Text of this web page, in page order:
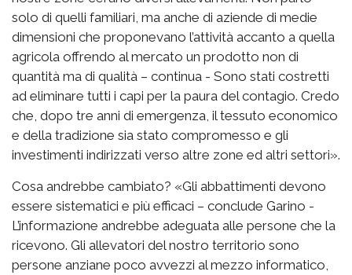
solo di quelli familiari, ma anche di aziende di medie
dimensioni che proponevano l’attività accanto a quella
agricola offrendo al mercato un prodotto non di
quantità ma di qualità – continua - Sono stati costretti
ad eliminare tutti i capi per la paura del contagio. Credo
che, dopo tre anni di emergenza, il tessuto economico
e della tradizione sia stato compromesso e gli
investimenti indirizzati verso altre zone ed altri settori».
Cosa andrebbe cambiato? «Gli abbattimenti devono
essere sistematici e più efficaci – conclude Garino -
L’informazione andrebbe adeguata alle persone che la
ricevono. Gli allevatori del nostro territorio sono
persone anziane poco avvezzi al mezzo informatico,